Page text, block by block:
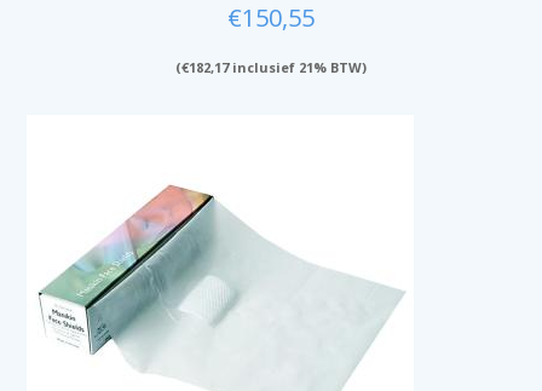
€150,55
(€182,17inclusief 21% BTW)